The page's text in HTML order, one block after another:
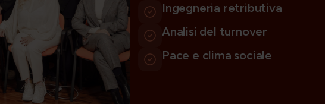
Ingegneria retributiva
Analisi del turnover
Pace e clima sociale